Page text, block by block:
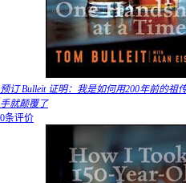
预订 Bulleit 证明：我是如何用200年前的
手就颠覆了
0条评价